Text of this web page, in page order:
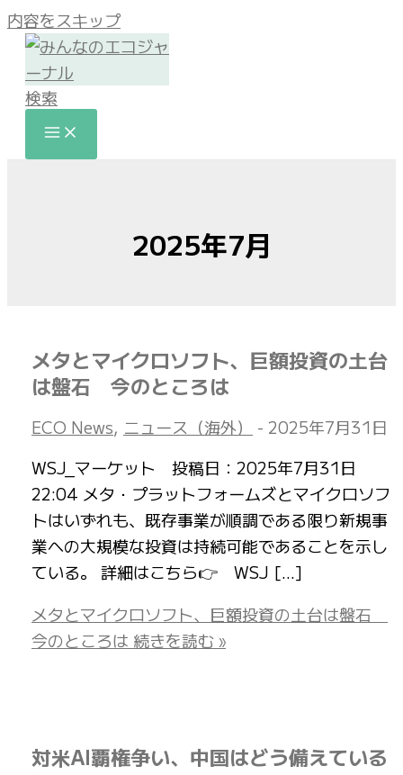
内容をスキップ
検索
2025年7月
メタとマイクロソフト、巨額投資の土台
は盤石 今のところは
ECO News, ニュース（海外） - 2025年7月31日
WSJ_マーケット 投稿日：2025年7月31日
22:04 メタ・プラットフォームズとマイクロソフ
トはいずれも、既存事業が順調である限り新規事
業への大規模な投資は持続可能であることを示し
ている。 詳細はこちら👉 WSJ […]
メタとマイクロソフト、巨額投資の土台は盤石
今のところは 続きを読む »
対米AI覇権争い、中国はどう備えている